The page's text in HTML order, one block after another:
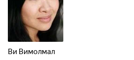
Ви Вимолмал